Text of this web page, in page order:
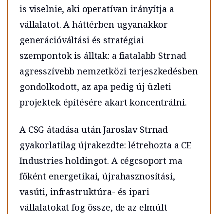
is viselnie, aki operatívan irányítja a
vállalatot. A háttérben ugyanakkor
generációváltási és stratégiai
szempontok is álltak: a fiatalabb Strnad
agresszívebb nemzetközi terjeszkedésben
gondolkodott, az apa pedig új üzleti
projektek építésére akart koncentrálni.
A CSG átadása után Jaroslav Strnad
gyakorlatilag újrakezdte: létrehozta a CE
Industries holdingot. A cégcsoport ma
főként energetikai, újrahasznosítási,
vasúti, infrastruktúra- és ipari
vállalatokat fog össze, de az elmúlt